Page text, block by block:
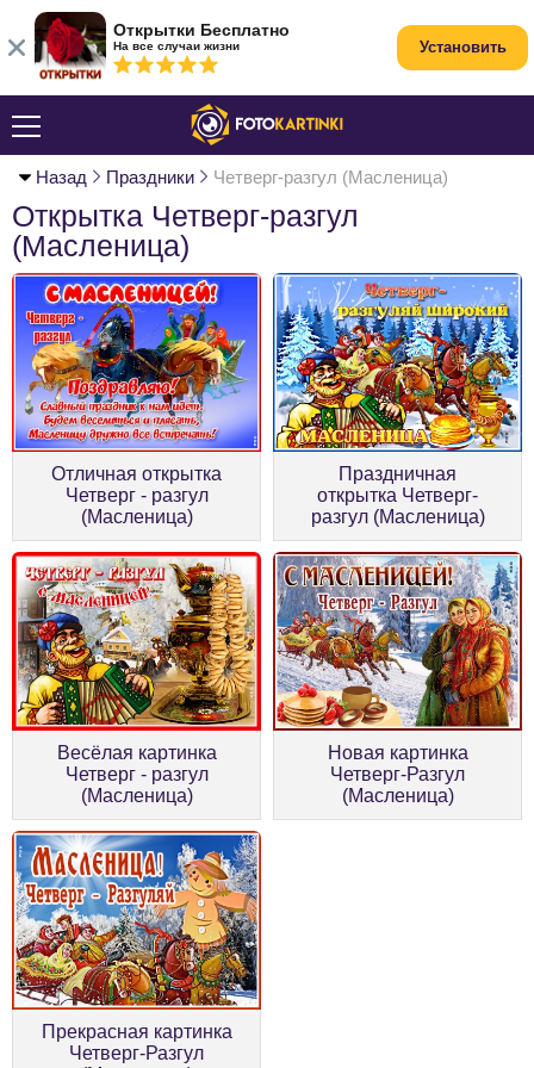
Назад Праздники Четверг-разгул (Масленица)
Открытка Четверг-разгул
(Масленица)
Отличная открытка
Четверг - разгул
(Масленица)
Праздничная
открытка Четверг-
разгул (Масленица)
Весёлая картинка
Четверг - разгул
(Масленица)
Новая картинка
Четверг-Разгул
(Масленица)
Прекрасная картинка
Четверг-Разгул
Открытки Бесплатно
На все случаи жизни Установить